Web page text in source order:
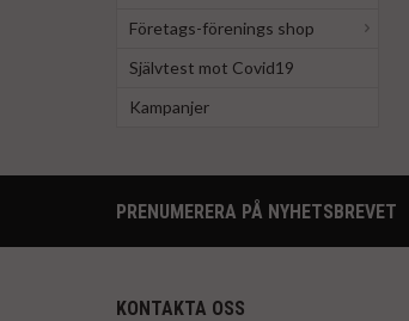
Företags-förenings shop
Självtest mot Covid19
Kampanjer
PRENUMERERA PÅ NYHETSBREVET
KONTAKTA OSS